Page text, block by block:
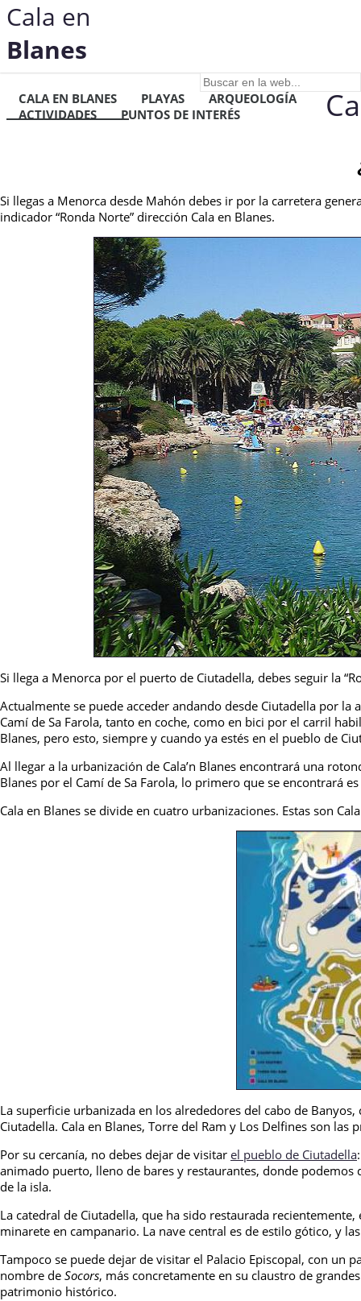
Cala en
Blanes
CALA EN BLANES PLAYAS
ARQUEOLOGÍA
ACTIVIDADES
PUNTOS DE INTERÉS
Si llegas a Menorca desde Mahón debes ir por la carretera
indicador “Ronda Norte” dirección Cala en Blanes.
Si llega a Menorca por el puerto de Ciutadella, debes seguir la
Actualmente se puede acceder andando desde Ciutadella por
Camí de Sa Farola, tanto en coche, como en bici por el carril
Blanes, pero esto, siempre y cuando ya estés en el pueblo de
Al llegar a la urbanización de Cala’n Blanes encontrará una
Blanes por el Camí de Sa Farola, lo primero que se encontrará
Cala en Blanes se divide en cuatro urbanizaciones. Estas son
La superficie urbanizada en los alrededores del cabo de
Ciutadella. Cala en Blanes, Torre del Ram y Los Delfines son las
Por su cercanía, no debes dejar de visitar el pueblo de Ciutadella
animado puerto, lleno de bares y restaurantes, donde
de la isla.
La catedral de Ciutadella, que ha sido restaurada
minarete en campanario. La nave central es de estilo gótico, y
Tampoco se puede dejar de visitar el Palacio Episcopal, con un
nombre de Socors, más concretamente en su claustro de
patrimonio histórico.